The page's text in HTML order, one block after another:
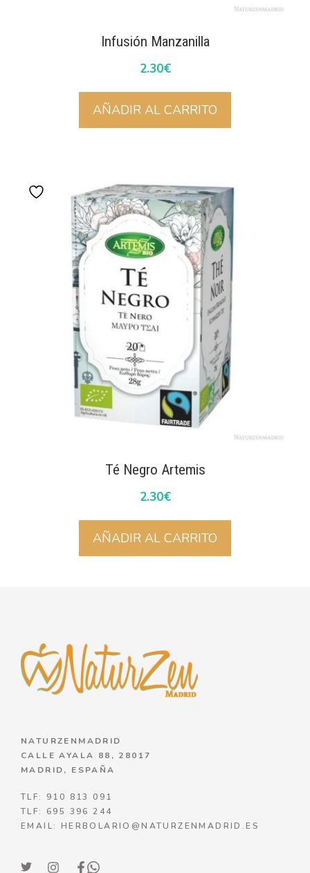
Infusión Manzanilla
2.30€
AÑADIR AL CARRITO
Té Negro Artemis
2.30€
AÑADIR AL CARRITO
NATURZENMADRID
CALLE AYALA 88, 28017
MADRID, ESPAÑA
TLF: 910 813 091
TLF: 695 396 244
EMAIL: HERBOLARIO@NATURZENMADRID.ES